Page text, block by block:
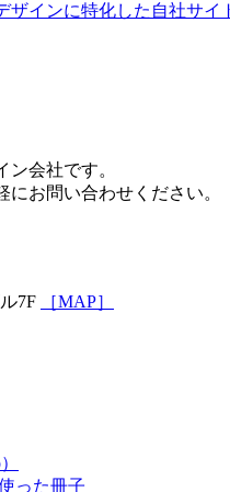
ザインに特化した自社サイ
会社です。
お問い合わせください。
7F
［MAP］
った冊子